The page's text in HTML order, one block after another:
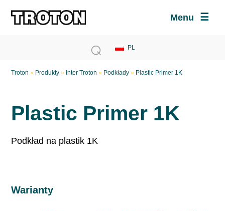
Menu
Troton » Produkty » Inter Troton » Podkłady » Plastic Primer 1K
Plastic Primer 1K
Podkład na plastik 1K
Warianty